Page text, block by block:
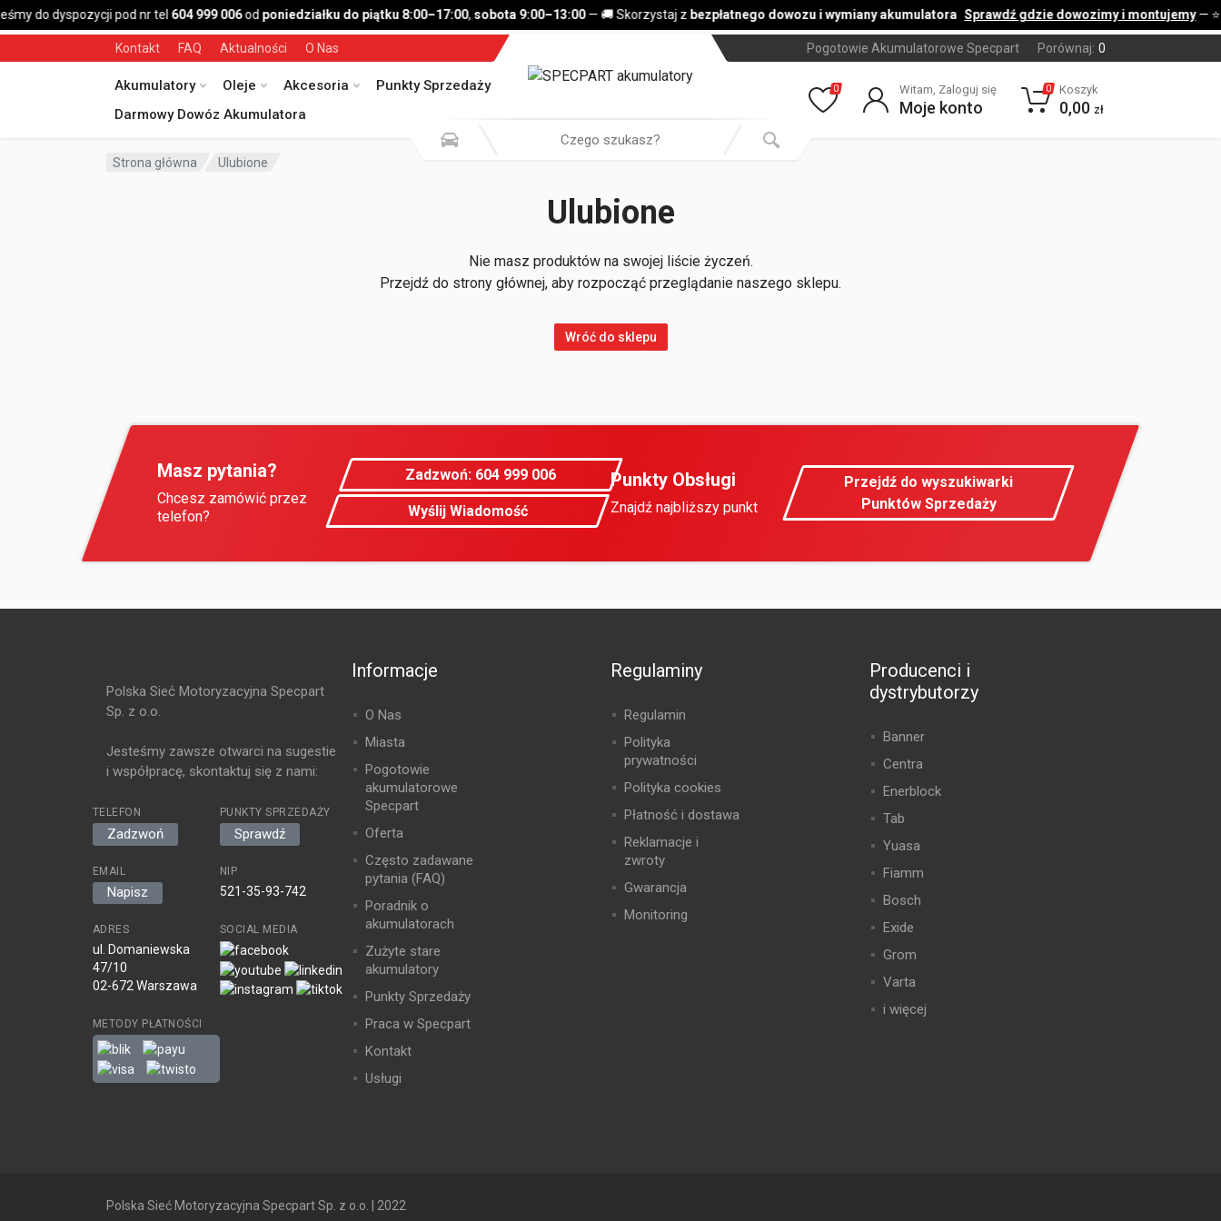
do dyspozycji pod nr tel 604 999 006od poniedziałku do piątku 8:00–17:00,sobota 9:00–13:00— 🚚 Skorzystaj zbezpłatnego dowozu i wymiany akumulatora Sprawdź gdzie dowozimy i montujemy— ⭐
Kontakt FAQ Aktualności O Nas Pogotowie Akumulatorowe Specpart Porównaj: 0
Akumulatory Oleje Akcesoria
Punkty Sprzedaży
Darmowy Dowóz Akumulatora
0 Witam, Zaloguj się
Moje konto
0 Koszyk
0,00 zł
Strona główna Ulubione
Ulubione
Nie masz produktów na swojej liście życzeń.
Przejdź do strony głównej, aby rozpocząć przeglądanie naszego sklepu.
Wróć do sklepu
Masz pytania?
Chcesz zamówić przez
telefon?
Zadzwoń: 604 999 006
Wyślij Wiadomość
Punkty Obsługi
Znajdź najbliższy punkt
Przejdź do wyszukiwarki
Punktów Sprzedaży
Polska Sieć Motoryzacyjna Specpart
Sp. z o.o.
Jesteśmy zawsze otwarci na sugestie
i współpracę, skontaktuj się z nami:
TELEFON
Zadzwoń
PUNKTY SPRZEDAŻY
Sprawdź
EMAIL
Napisz
NIP
521-35-93-742
ADRES
ul. Domaniewska
47/10
02-672 Warszawa
SOCIAL MEDIA
METODY PŁATNOŚCI
Informacje
O Nas
Miasta
Pogotowie
akumulatorowe
Specpart
Oferta
Często zadawane
pytania (FAQ)
Poradnik o
akumulatorach
Zużyte stare
akumulatory
Punkty Sprzedaży
Praca w Specpart
Kontakt
Usługi
Regulaminy
Regulamin
Polityka
prywatności
Polityka cookies
Płatność i dostawa
Reklamacje i
zwroty
Gwarancja
Monitoring
Producenci i
dystrybutorzy
Banner
Centra
Enerblock
Tab
Yuasa
Fiamm
Bosch
Exide
Grom
Varta
i więcej
Polska Sieć Motoryzacyjna Specpart Sp. z o.o. | 2022